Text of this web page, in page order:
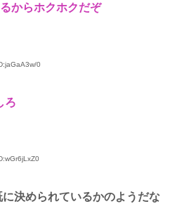
からホクホクだぞ
0
ろ
決められているかのようだな